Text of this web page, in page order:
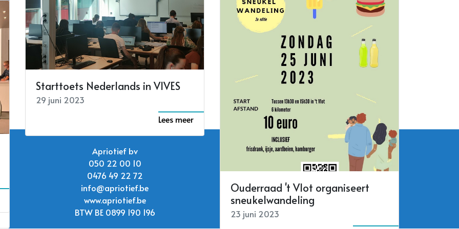
Koepel
14 januari 2024
Lees meer
Lees meer
Lees meer
Starttoets Nederlands in VIVES
29 juni 2023
Lees meer
Ouderraad 't Vlot organiseert
sneukelwandeling
23 juni 2023
Apriotief bv
050 22 00 10
0476 49 22 72
info@apriotief.be
www.apriotief.be
BTW BE 0899 190 196